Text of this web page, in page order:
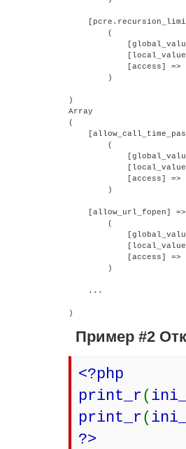
        (
[access] =>
        )
)
Array
(
        (
[access] =>
        )
[allow_url_fopen]
        (
[access] =>
        )
    ...
Пример #2
<?php
print_r(
print_r(
?>